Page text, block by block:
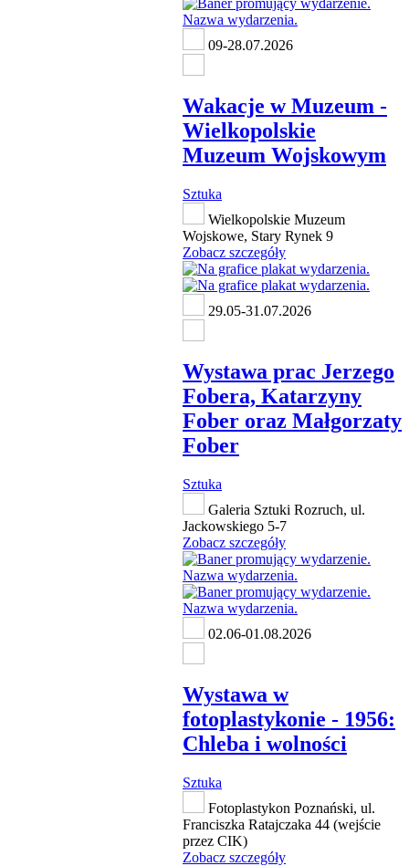
09-28.07.2026
Wakacje w Muzeum -
Wielkopolskie
Muzeum Wojskowym
Sztuka
Wielkopolskie Muzeum
Wojskowe, Stary Rynek 9
Zobacz szczegóły
29.05-31.07.2026
Wystawa prac Jerzego
Fobera, Katarzyny
Fober oraz Małgorzaty
Fober
Sztuka
Galeria Sztuki Rozruch, ul.
Jackowskiego 5-7
Zobacz szczegóły
02.06-01.08.2026
Wystawa w
fotoplastykonie - 1956:
Chleba i wolności
Sztuka
Fotoplastykon Poznański, ul.
Franciszka Ratajczaka 44 (wejście
przez CIK)
Zobacz szczegóły